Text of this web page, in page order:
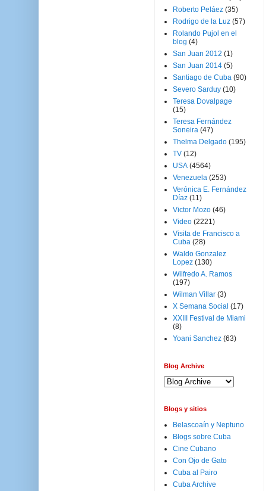
Roberto Peláez (35)
Rodrigo de la Luz (57)
Rolando Pujol en el
blog (4)
San Juan 2012 (1)
San Juan 2014 (5)
Santiago de Cuba (90)
Severo Sarduy (10)
Teresa Dovalpage
(15)
Teresa Fernández
Soneira (47)
Thelma Delgado (195)
TV (12)
USA (4564)
Venezuela (253)
Verónica E. Fernández
Díaz (11)
Victor Mozo (46)
Video (2221)
Visita de Francisco a
Cuba (28)
Waldo Gonzalez
Lopez (130)
Wilfredo A. Ramos
(197)
Wilman Villar (3)
X Semana Social (17)
XXIII Festival de Miami
(8)
Yoani Sanchez (63)
Blog Archive
Blogs y sitios
Belascoaín y Neptuno
Blogs sobre Cuba
Cine Cubano
Con Ojo de Gato
Cuba al Pairo
Cuba Archive